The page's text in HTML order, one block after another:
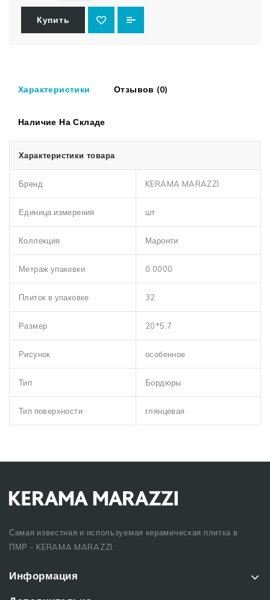
Купить
Характеристики Отзывов (0)
Наличие На Складе
Характеристики товара
Бренд KERAMA MARAZZI
Единица измерения шт
Коллекция Маронти
Метраж упаковки 0.0000
Плиток в упаковке 32
Размер 20*5.7
Рисунок особенное
Тип Бордюры
Тип поверхности глянцевая
Самая известная и используемая керамическая плитка в
ПМР - KERAMA MARAZZI.
Информация